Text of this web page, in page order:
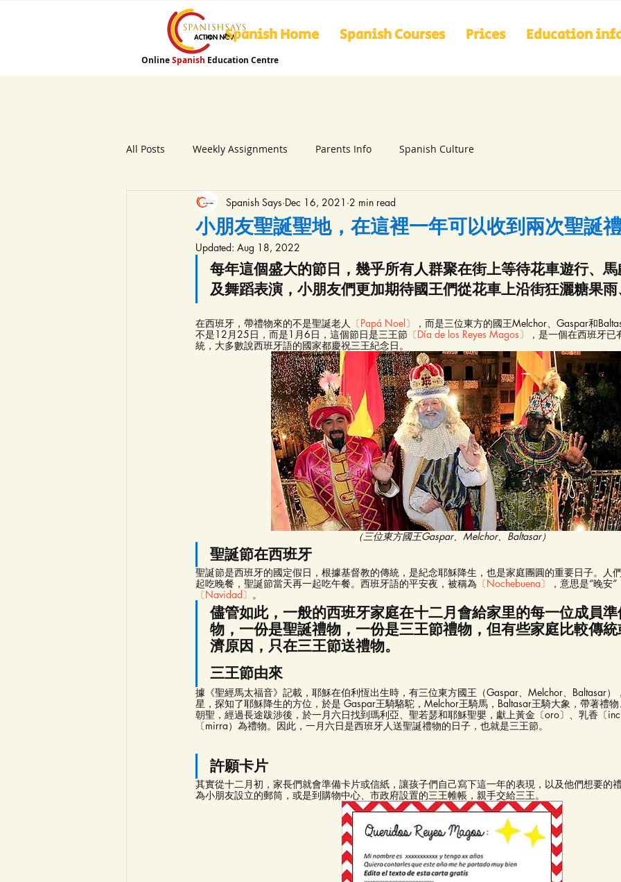
OnlineSpanish Education Centre
Spanish Home Spanish Courses Prices Education
All Posts Weekly Assignments Parents Info Spanish Culture
小朋友聖誕聖地，在這裡一年可以收到兩次聖誕
Spanish Says Dec 16, 2021 2 min read
Updated: Aug 18, 2022
每年這個盛大的節日，幾乎所有人群聚在街上等待花車遊行、
及舞蹈表演，小朋友們更加期待國王們從花車上沿街狂灑糖果
在西班牙，帶禮物來的不是聖誕老人 〔Papá Noel〕
，而是三位東方的國王Melchor、Gaspar和
不是12月25日，而是1月6日，這個節日是三王節 〔Día de los Reyes Magos〕
，是一個在西班牙
統，大多數說西班牙語的國家都慶祝三王紀念日。
（三位東方國王Gaspar、Melchor、Baltasar）
聖誕節在西班牙
聖誕節是西班牙的國定假日，根據基督教的傳統，是紀念耶穌降生，也是家庭團圓的重要日子。人
起吃晚餐，聖誕節當天再一起吃午餐。西班牙語的平安夜，被稱為 〔Nochebuena〕
，意思是“晚安
〔Navidad〕 。
儘管如此，一般的西班牙家庭在十二月會給家里的每一位成員
物，一份是聖誕禮物，一份是三王節禮物，但有些家庭比較傳
濟原因，只在三王節送禮物。
三王節由來
據《聖經馬太福音》記載，耶穌在伯利恆出生時，有三位東方國王（Gaspar、Melchor、Baltasar）
星，探知了耶穌降生的方位，於是 Gaspar王騎駱駝，Melchor王騎馬，Baltasar王騎大象，帶著禮
朝聖，經過長途跋涉後，於一月六日找到瑪利亞、聖若瑟和耶穌聖嬰，獻上黃金〔oro〕、乳香〔
〔mirra）為禮物。因此，一月六日是西班牙人送聖誕禮物的日子，也就是三王節。
許願卡片
其實從十二月初，家長們就會準備卡片或信紙，讓孩子們自己寫下這一年的表現，以及他們想要的
為小朋友設立的郵筒，或是到購物中心、市政府設置的三王帷帳，親手交給三王。